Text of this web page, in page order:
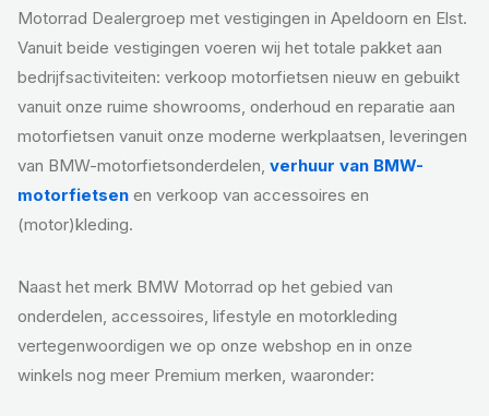
Motorrad Dealergroep met vestigingen in Apeldoorn en Elst.
Vanuit beide vestigingen voeren wij het totale pakket aan
bedrijfsactiviteiten: verkoop motorfietsen nieuw en gebuikt
vanuit onze ruime showrooms, onderhoud en reparatie aan
motorfietsen vanuit onze moderne werkplaatsen, leveringen
van BMW-motorfietsonderdelen, verhuur van BMW-
motorfietsen en verkoop van accessoires en
(motor)kleding.
Naast het merk BMW Motorrad op het gebied van
onderdelen, accessoires, lifestyle en motorkleding
vertegenwoordigen we op onze webshop en in onze
winkels nog meer Premium merken, waaronder: